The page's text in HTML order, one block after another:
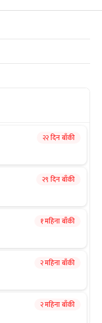
२२ दिन बाँकी
२९ दिन बाँकी
१ महिना बाँकी
२ महिना बाँकी
२ महिना बाँकी